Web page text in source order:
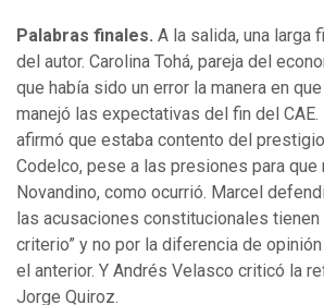
Palabras finales. A la salida, una larga
del autor. Carolina Tohá, pareja del
que había sido un error la manera en
manejó las expectativas del fin del
afirmó que estaba contento del
Codelco, pese a las presiones para que
Novandino, como ocurrió. Marcel
las acusaciones constitucionales tienen
criterio” y no por la diferencia de
el anterior. Y Andrés Velasco criticó la
Jorge Quiroz.